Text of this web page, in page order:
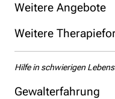
Weitere Angebote
Weitere
Hilfe in schwierigen
Gewalterfahrung